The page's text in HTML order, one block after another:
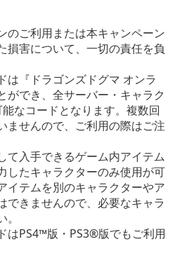
のご利用または本キャンペーン
損害について、一切の責任を負
は『ドラゴンズドグマ オンラ
ができ、全サーバー・キャラク
なコードとなります。複数回
ませんので、ご利用の際はご注
て入手できるゲーム内アイテム
したキャラクターのみ使用が可
イテムを別のキャラクターやア
できませんので、必要なキャラ
はPS4™版・PS3®版でもご利用